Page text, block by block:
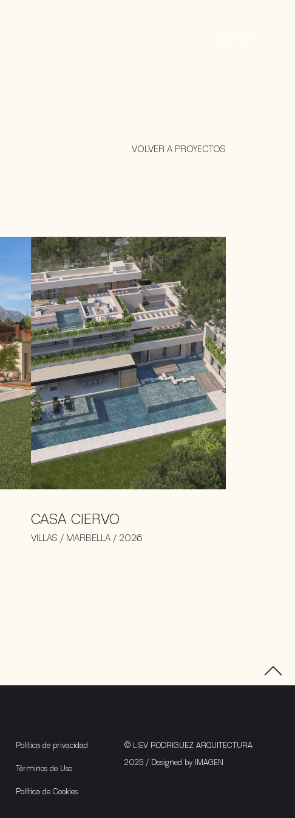
VOLVER A PROYECTOS
CASA CIERVO
VILLAS / MARBELLA / 2026
Política de privacidad
Términos de Uso
Política de Cookies
© LIEV RODRIGUEZ ARQUITECTURA
2025 / Designed by IMAGEN